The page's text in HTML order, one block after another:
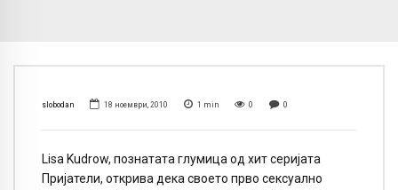
slobodan 18 ноември, 2010 1 min 0 0
Lisa Kudrow, познатата глумица од хит серијата
Пријатели, открива дека своето прво сексуално